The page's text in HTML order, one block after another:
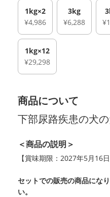
1kg×2
¥4,986
3kg
¥6,288
1kg×12
¥29,298
商品について
下部尿路疾患の犬
＜商品の説明＞
【賞味期限：2027年5月16
セットでの販売の商品にな
い。